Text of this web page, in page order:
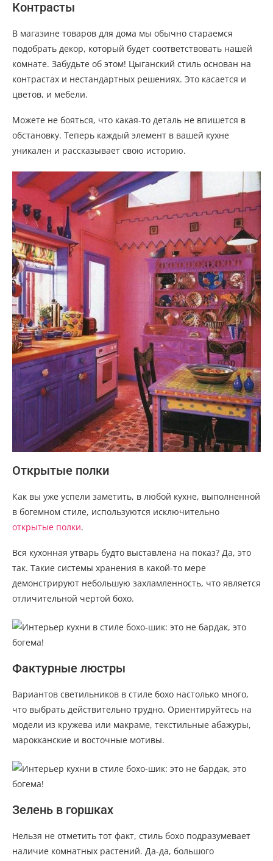
Контрасты
В магазине товаров для дома мы обычно стараемся
подобрать декор, который будет соответствовать нашей
комнате. Забудьте об этом! Цыганский стиль основан на
контрастах и нестандартных решениях. Это касается и
цветов, и мебели.
Можете не бояться, что какая-то деталь не впишется в
обстановку. Теперь каждый элемент в вашей кухне
уникален и рассказывает свою историю.
Открытые полки
Как вы уже успели заметить, в любой кухне, выполненной
в богемном стиле, используются исключительно
открытые полки.
Вся кухонная утварь будто выставлена на показ? Да, это
так. Такие системы хранения в какой-то мере
демонстрируют небольшую захламленность, что является
отличительной чертой бохо.
Фактурные люстры
Вариантов светильников в стиле бохо настолько много,
что выбрать действительно трудно. Ориентируйтесь на
модели из кружева или макраме, текстильные абажуры,
марокканские и восточные мотивы.
Зелень в горшках
Нельзя не отметить тот факт, стиль бохо подразумевает
наличие комнатных растений. Да-да, большого